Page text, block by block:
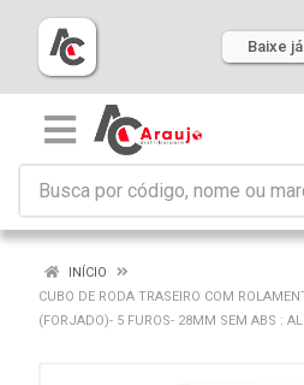
Baixe
INÍCIO
CUBO DE RODA TRASEIRO COM
(FORJADO)- 5 FUROS- 28MM SEM ABS :